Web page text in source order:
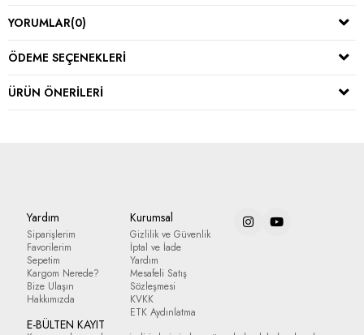
YORUMLAR(0)
ÖDEME SEÇENEKLERI
ÜRÜN ÖNERILERI
Yardım
Siparişlerim
Favorilerim
Sepetim
Kargom Nerede?
Bize Ulaşın
Hakkımızda
Kurumsal
Gizlilik ve Güvenlik
İptal ve İade
Yardım
Mesafeli Satış
Sözleşmesi
KVKK
ETK Aydınlatma
E-BÜLTEN KAYIT